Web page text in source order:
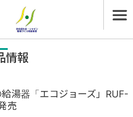
情報
湯器「エコジョーズ」RUF-
売